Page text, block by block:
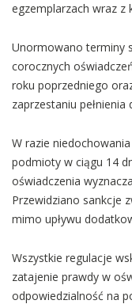
egzemplarzach wraz z
Unormowano terminy
corocznych
roku poprzedniego
zaprzestaniu pełnienia
W razie
podmioty w ciągu 14
oświadczenia
Przewidziano sankcje
mimo upływu
Wszystkie regulacje
zatajenie prawdy w
odpowiedzialność na